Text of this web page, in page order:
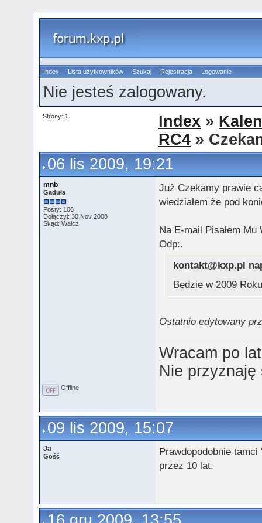
Index Lista użytkowników Szukaj Rejestracja Logowanie
Nie jesteś zalogowany.
Strony: 1 Index »
RC4 »
06 lis 2009, 19:21
mnb
Gaduła
Posty: 106
Dołączył: 30 Nov 2008
Skąd: Wałcz
Już Czekamy prawie
wiedziałem że pod
Na E-mail Pisałem Mu
Odp:.
kontakt@kxp.pl
Będzie w 2009 Roku
Ostatnio edytowany
Wracam po
Nie
Offline
09 lis 2009, 15:07
Ja
Gość
Prawdopodobnie
przez 10 lat.